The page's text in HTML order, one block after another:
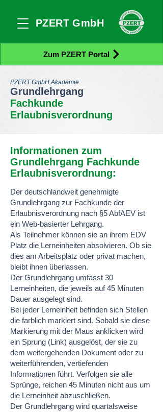
PZERT GmbH
Zum PZERT Portal
PZERT GmbH Akademie
Grundlehrgang
Fachkunde
Erlaubnisverordnung
Informationen zum
Grundlehrgang Fachkunde
Erlaubnisverordnung:
Der deutschlandweit genehmigte
Grundlehrgang zur Fachkunde der
Erlaubnisverordnung nach §5 AbfAEV ist
ein Web-basierter Lehrgang.
Als Teilnehmer können sie an ihrem EDV
Platz die Lerneinheiten absolvieren. Ob sie
dies am Arbeitsplatz oder privat machen,
bleibt ihnen überlassen.
Der Grundlehrgang umfasst 30
Lerneinheiten, die jeweils auf 45 Minuten
Dauer ausgelegt sind.
Bei jeder Lerneinheit befinden sich Stellen
die farblich markiert sind. Sobald sie diese
Markierung mit der Maus anklicken wird
ein Sprung (Link) ausgelöst, der sie zu
dem weitergehenden Dokument oder zu
weiterführenden, vertiefenden
Informationen führt. Verfolgen sie alle
Sprünge, reichen 45 Minuten nicht aus um
die Lerneinheit abzuschließen.
Der Grundlehrgang wird quartalsweise